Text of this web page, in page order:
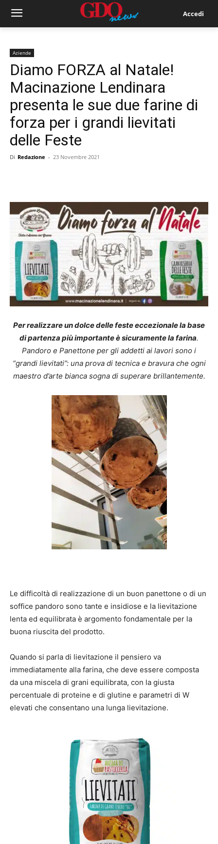
Accedi
Aziende
Diamo FORZA al Natale!
Macinazione Lendinara
presenta le sue due farine di
forza per i grandi lievitati
delle Feste
Di Redazione - 23 Novembre 2021
Per realizzare un dolce delle feste eccezionale la base
di partenza più importante è sicuramente la farina.
Pandoro e Panettone per gli addetti ai lavori sono i
“grandi lievitati”: una prova di tecnica e bravura che ogni
maestro d’arte bianca sogna di superare brillantemente.
Le difficoltà di realizzazione di un buon panettone o di un
soffice pandoro sono tante e insidiose e la lievitazione
lenta ed equilibrata è argomento fondamentale per la
buona riuscita del prodotto.
Quando si parla di lievitazione il pensiero va
immediatamente alla farina, che deve essere composta
da una miscela di grani equilibrata, con la giusta
percentuale di proteine e di glutine e parametri di W
elevati che consentano una lunga lievitazione.